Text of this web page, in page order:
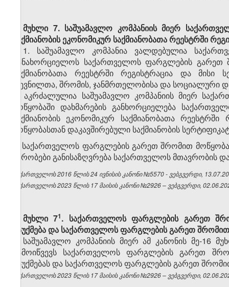
მუხლი 7. საშუამავლო კომპანიის მიერ
საქმიანობის ეკონომიკურ საქმიანობათა რეესტრში
1. საშუამავლო კომპანია ვალდებულია
განახორციელოს საქართველოს ფარგლების გარეთ
საქმიანობათა რეესტრში რეგისტრაცია და
დევნილთა, შრომის, ჯანმრთელობისა და სოციალური
2. აკრძალულია საშუამავლო კომპანიის მიერ
მოწყობაში დახმარების განხორციელება
საქმიანობის ეკონომიკურ საქმიანობათა
მოწყობასთან დაკავშირებული საქმიანობის
3. საქართველოს ფარგლების გარეთ შრომით
პირობები განისაზღვრება საქართველოს მთავრობის
საქართველოს 2016 წლის 24 ივნისის კანონი №5570 - ვებგვერდი,
საქართველოს 2023 წლის 17 მაისის კანონი №2926 – ვებგვერდი,
მუხლი 7​1. საქართველოს ფარგლების გარეთ
გაუქმება და საქართველოს ფარგლების გარეთ
საშუამავლო კომპანიის მიერ ამ კანონის მე-16
გამოიწვევს საქართველოს ფარგლების გარეთ
გაუქმებას და საქართველოს ფარგლების გარეთ
საქართველოს 2023 წლის 17 მაისის კანონი №2926 – ვებგვერდი,